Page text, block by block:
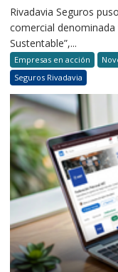
Rivadavia Seguros
comercial denominada
Sustentable”,...
Empresas en acción
Seguros Rivadavia